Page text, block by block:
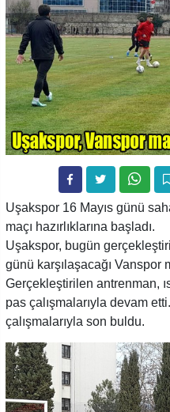
Uşakspor 16 Mayıs günü
maçı hazırlıklarına başladı.
Uşakspor, bugün
günü karşılaşacağı Vanspor
Gerçekleştirilen antrenman,
pas çalışmalarıyla devam
çalışmalarıyla son buldu.